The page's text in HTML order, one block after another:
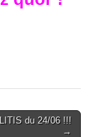
du 24/06 !!!
→